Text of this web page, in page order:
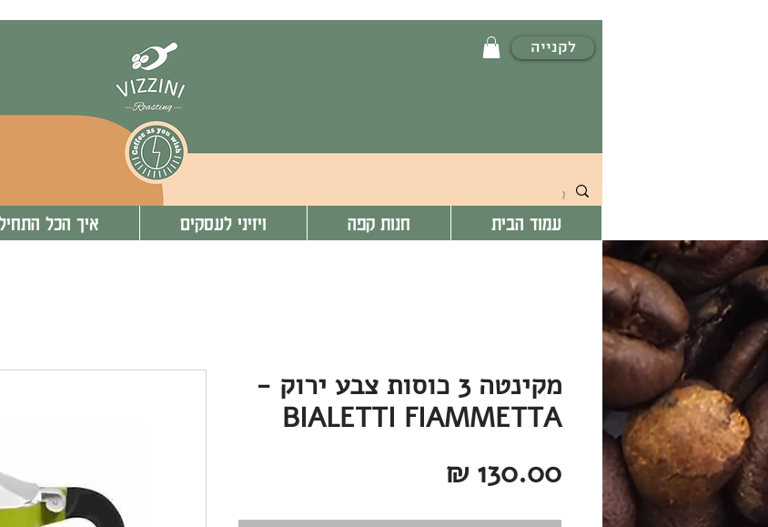
לקנייה
עמוד הבית חנות קפה ויזיני לעסקים איך הכל
מקינטה 3 כוסות צבע ירוק -
BIALETTI FIAMMETTA